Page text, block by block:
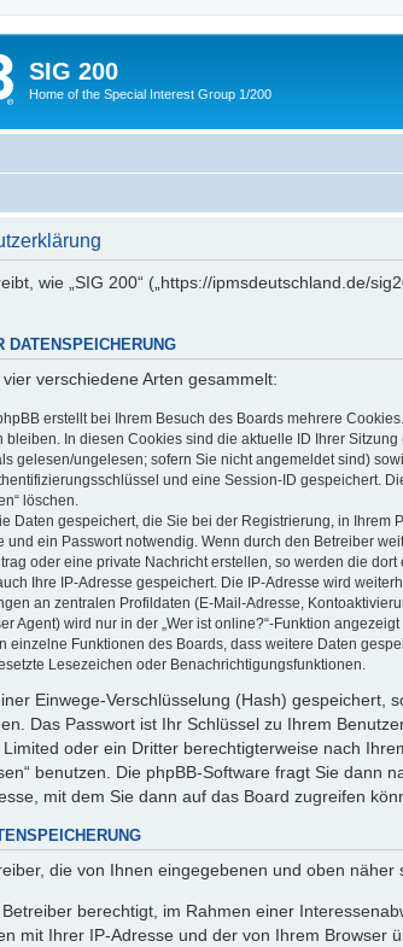
SIG 200
Home of the Special Interest Group 1/200
wie „SIG 200“ („https://ipmsdeutschland.de/
DATENSPEICHERUNG
verschiedene Arten gesammelt:
erstellt bei Ihrem Besuch des Boards mehrere
bleiben. In diesen Cookies sind die aktuelle ID Ihrer
gelesen/ungelesen; sofern Sie nicht angemeldet sind)
und eine Session-ID gespeichert.
löschen.
Daten gespeichert, die Sie bei der Registrierung, in
und ein Passwort notwendig. Wenn durch den Betreiber
oder eine private Nachricht erstellen, so werden die
Ihre IP-Adresse gespeichert. Die IP-Adresse wird
an zentralen Profildaten (E-Mail-Adresse,
Agent) wird nur in der „Wer ist online?“-Funktion
einzelne Funktionen des Boards, dass weitere Daten
Lesezeichen oder Benachrichtigungsfunktionen.
Einwege-Verschlüsselung (Hash)
Das Passwort ist Ihr Schlüssel zu Ihrem
oder ein Dritter berechtigterweise nach
benutzen. Die phpBB-Software fragt Sie
mit dem Sie dann auf das Board zugreifen
die von Ihnen eingegebenen und oben
berechtigt, im Rahmen einer
mit Ihrer IP-Adresse und der von Ihrem